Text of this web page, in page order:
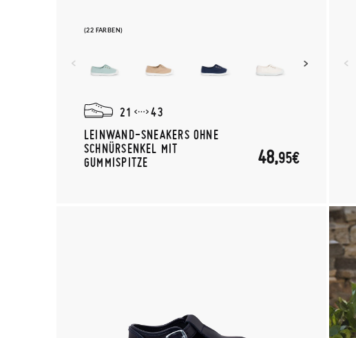
(22 FARBEN)
21
43
LEINWAND-SNEAKERS OHNE
SCHNÜRSENKEL MIT
GUMMISPITZE
48,95€